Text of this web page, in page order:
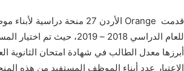
قدمت Orange الأردن 2 7
منحة دراسية لأبناء
للعام الدراسي 2018
–
2019، حيث تم اختيار
أبرزها معدل الطالب في شهادة امتحان
الاعتبار عدد أبناء الموظف المستفيد من هذه